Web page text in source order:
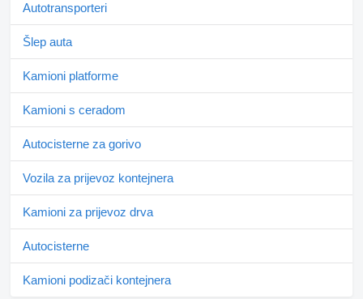
Autotransporteri
Šlep auta
Kamioni platforme
Kamioni s ceradom
Autocisterne za gorivo
Vozila za prijevoz kontejnera
Kamioni za prijevoz drva
Autocisterne
Kamioni podizači kontejnera